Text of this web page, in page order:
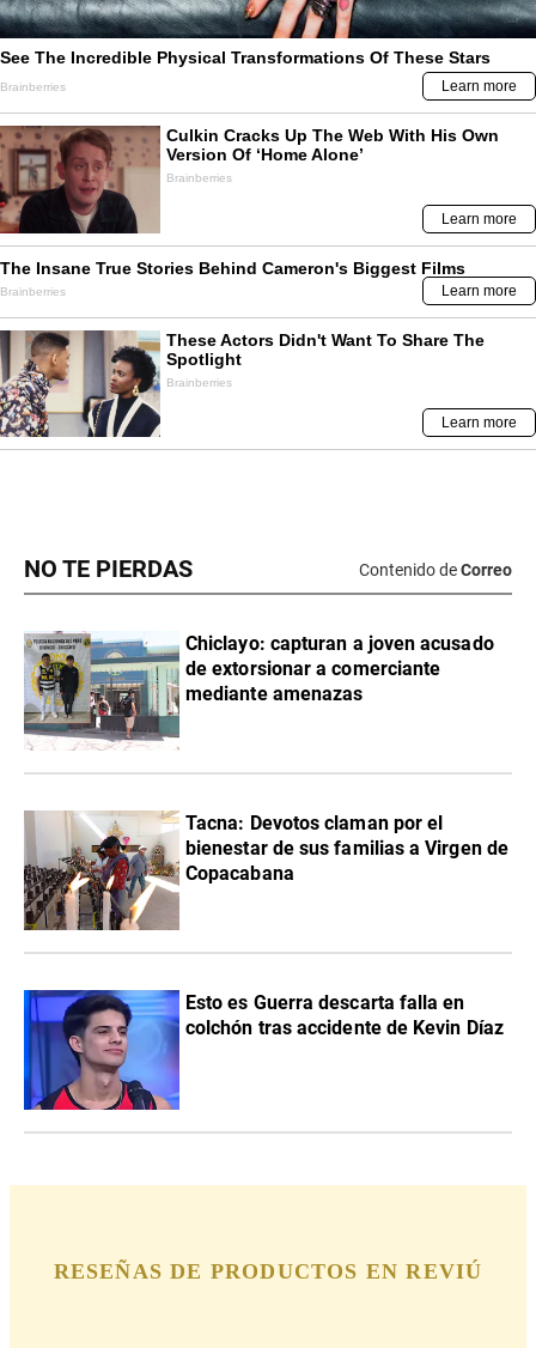
NO TE PIERDAS Contenido deCorreo
Chiclayo: capturan a joven acusado
de extorsionar a comerciante
mediante amenazas
Tacna: Devotos claman por el
bienestar de sus familias a Virgen de
Copacabana
Esto es Guerra descarta falla en
colchón tras accidente de Kevin Díaz